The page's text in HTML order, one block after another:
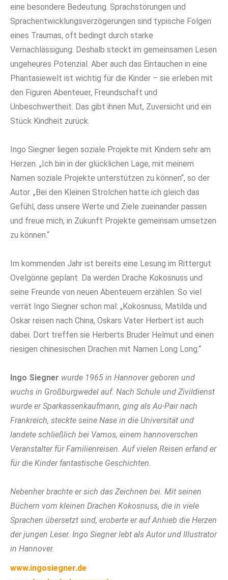
eine besondere Bedeutung. Sprachstörungen und
Sprachentwicklungsverzögerungen sind typische Folgen
eines Traumas, oft bedingt durch starke
Vernachlässigung. Deshalb steckt im gemeinsamen Lesen
ungeheures Potenzial. Aber auch das Eintauchen in eine
Phantasiewelt ist wichtig für die Kinder – sie erleben mit
den Figuren Abenteuer, Freundschaft und
Unbeschwertheit. Das gibt ihnen Mut, Zuversicht und ein
Stück Kindheit zurück.
Ingo Siegner liegen soziale Projekte mit Kindern sehr am
Herzen. „Ich bin in der glücklichen Lage, mit meinem
Namen soziale Projekte unterstützen zu können“, so der
Autor. „Bei den Kleinen Strolchen hatte ich gleich das
Gefühl, dass unsere Werte und Ziele zueinander passen
und freue mich, in Zukunft Projekte gemeinsam umsetzen
zu können.“
Im kommenden Jahr ist bereits eine Lesung im Rittergut
Ovelgönne geplant. Da werden Drache Kokosnuss und
seine Freunde von neuen Abenteuern erzählen. So viel
verrät Ingo Siegner schon mal: „Kokosnuss, Matilda und
Oskar reisen nach China, Oskars Vater Herbert ist auch
dabei. Dort treffen sie Herberts Bruder Helmut und einen
riesigen chinesischen Drachen mit Namen Long Long.“
Ingo Siegner wurde 1965 in Hannover geboren und
wuchs in Großburgwedel auf. Nach Schule und Zivildienst
wurde er Sparkassenkaufmann, ging als Au-Pair nach
Frankreich, steckte seine Nase in die Universität und
landete schließlich bei Vamos, einem hannoverschen
Veranstalter für Familienreisen. Auf vielen Reisen erfand er
für die Kinder fantastische Geschichten.
Nebenher brachte er sich das Zeichnen bei. Mit seinen
Büchern vom kleinen Drachen Kokosnuss, die in viele
Sprachen übersetzt sind, eroberte er auf Anhieb die Herzen
der jungen Leser. Ingo Siegner lebt als Autor und Illustrator
in Hannover.
www.ingosiegner.de